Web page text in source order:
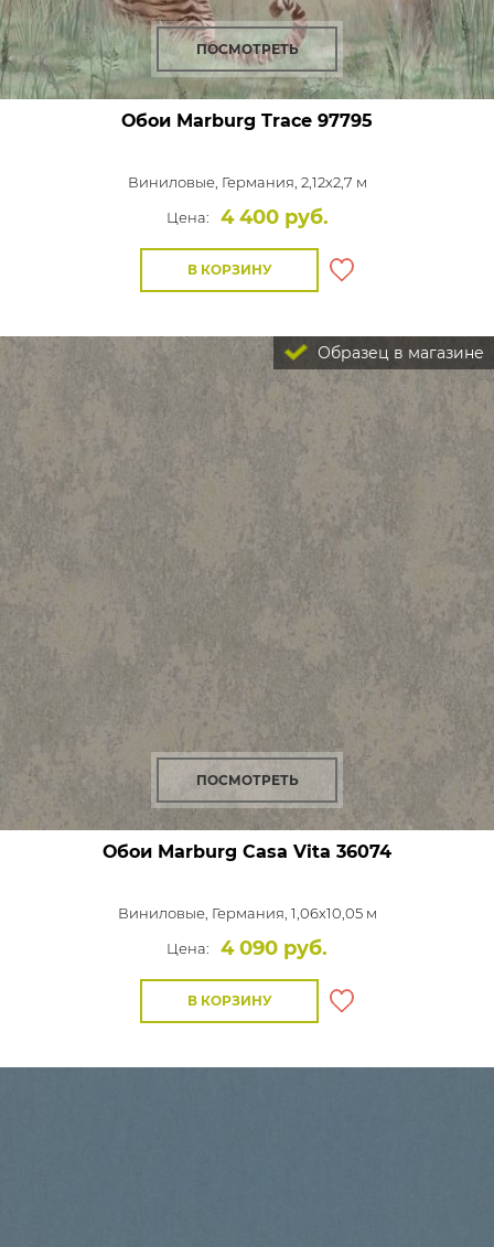
ПОСМОТРЕТЬ
Обои Marburg Trace 97795
Виниловые, Германия, 2,12x2,7 м
Цена:
4 400 руб.
В КОРЗИНУ
Образец в магазине
ПОСМОТРЕТЬ
Обои Marburg Casa Vita 36074
Виниловые, Германия, 1,06x10,05 м
Цена:
4 090 руб.
В КОРЗИНУ